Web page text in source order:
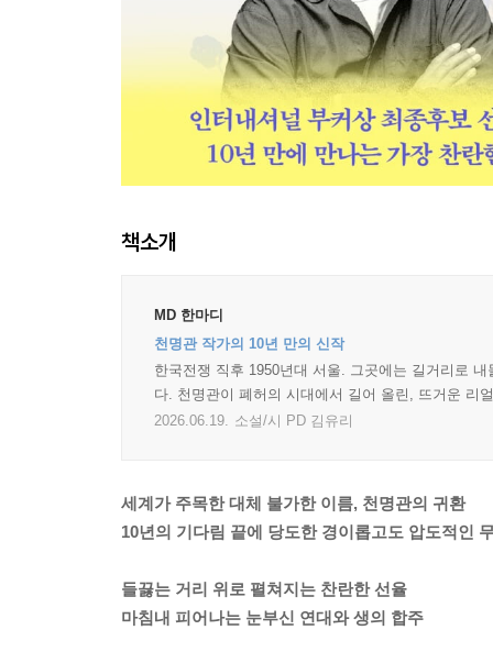
책소개
MD 한마디
천명관 작가의 10년 만의 신작
한국전쟁 직후 1950년대 서울. 그곳에는 길거리로
다. 천명관이 폐허의 시대에서 길어 올린, 뜨거운 리
2026.06.19. 소설/시 PD 김유리
세계가 주목한 대체 불가한 이름, 천명관의 귀환
10년의 기다림 끝에 당도한 경이롭고도 압도적인
들끓는 거리 위로 펼쳐지는 찬란한 선율
마침내 피어나는 눈부신 연대와 생의 합주